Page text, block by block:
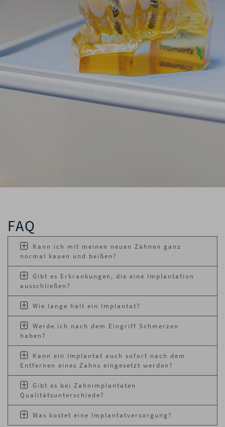
FAQ
Kann ich mit meinen neuen Zähnen ganz
normal kauen und beißen?
Gibt es Erkrankungen, die eine Implantation
ausschließen?
Wie lange hält ein Implantat?
Werde ich nach dem Eingriff Schmerzen
haben?
Kann ein Implantat auch sofort nach dem
Entfernen eines Zahns eingesetzt werden?
Gibt es bei Zahnimplantaten
Qualitätsunterschiede?
Was kostet eine Implantatversorgung?